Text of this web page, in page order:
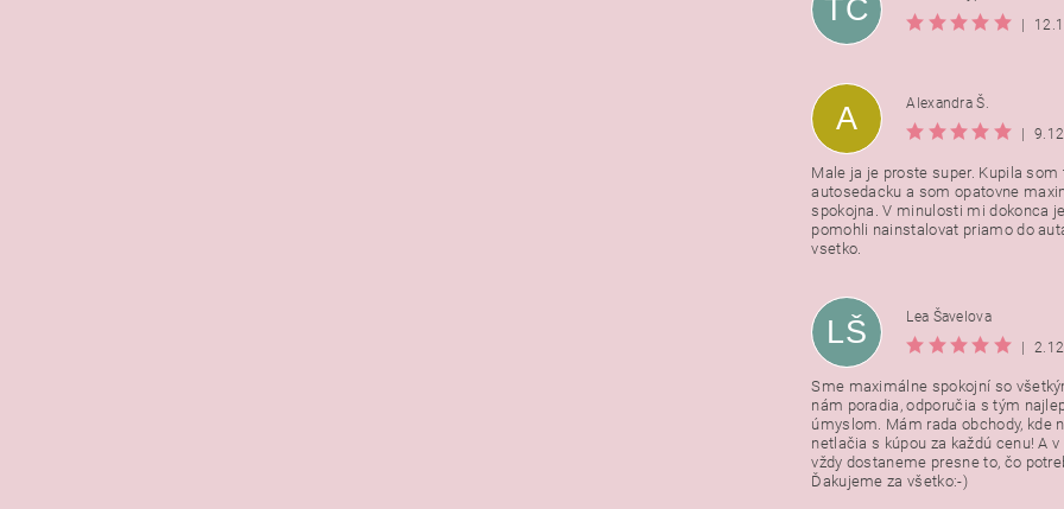
TC
A
Alexandra Š.
Male ja je proste super. Kupila som
autosedacku a som opatovne
spokojna. V minulosti mi dokonca
pomohli nainstalovat priamo do
vsetko.
LŠ
Lea Šavelova
Sme maximálne spokojní so
nám poradia, odporučia s tým
úmyslom. Mám rada obchody, kde
netlačia s kúpou za každú cenu! A
vždy dostaneme presne to, čo
Ďakujeme za všetko:-)